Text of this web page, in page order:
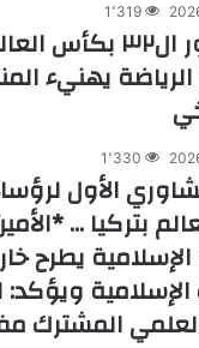
1٬319
*بعد الصعود لدور ال٣٢
يهنيء
1٬330
الأول
بتركيا …
الإسلامية يطرح
ويؤكد:
المشترك